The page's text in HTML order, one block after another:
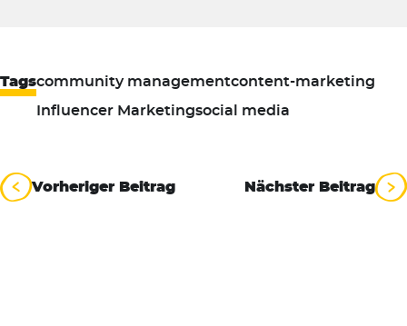
Tagscommunity managementcontent-marketing
Influencer Marketingsocial media
Beitragsnavigation
Vorheriger Beitrag Nächster Beitrag